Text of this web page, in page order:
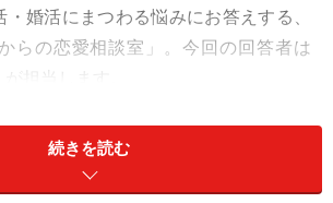
婚活にまつわる悩みにお答えする、
らの恋愛相談室」。今回の回答者は
担当します。
フィール
続きを読む